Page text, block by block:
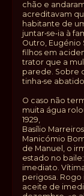
chão e
acreditavam
habitante de
juntar‑se‑ia à
Outro, Eugénio
filhos em
trator que a
parede. Sobre
tinha‑se
O caso não
muita água
1929,
Basílio
Manicómio
de Manuel, o
estado no
imediato.
perigosa.
aceite de